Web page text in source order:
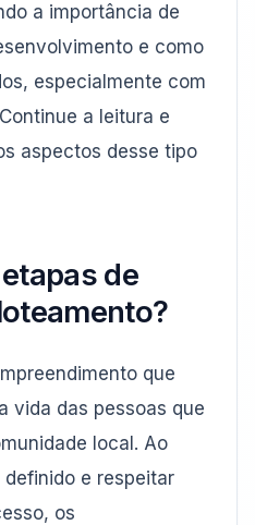
a importância de
e como
especialmente com
a leitura e
aspectos desse tipo
de
que
vida das pessoas que
local. Ao
e respeitar
os